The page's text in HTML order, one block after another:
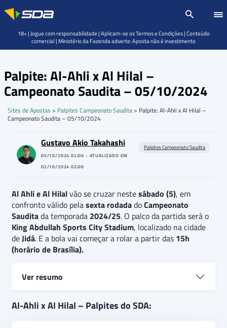
Palpite: Al-Ahli x Al Hilal –
Campeonato Saudita – 05/10/2024
Sites de Apostas > Palpites Campeonato Saudita > Palpite: Al-Ahli x Al Hilal –
Campeonato Saudita – 05/10/2024
Gustavo Akio Takahashi
05/10/2024 02:00 - ATUALIZADO EM
02/10/2024 02:00
Palpites Campeonato Saudita
Al Ahli e Al Hilalvão se cruzar nestesábado (5), em
confronto válido pelasexta rodadadoCampeonato
Sauditada temporada 2024/25. O palco da partida será o
King Abdullah Sports City Stadium, localizado na cidade
deJidá. E a bola vai começar a rolar a partir das 15h
(horário de Brasília).
Ver resumo
Al Ahli e Al Hilalse enfrentam nasexta rodada
Al-Ahli x Al Hilal – Palpites do SDA:
18+ | Jogue com responsabilidade | Aplicam-se os Termos e Condições | Conteúdo
comercial | Ministério da Fazenda adverte: Aposta não é investimento